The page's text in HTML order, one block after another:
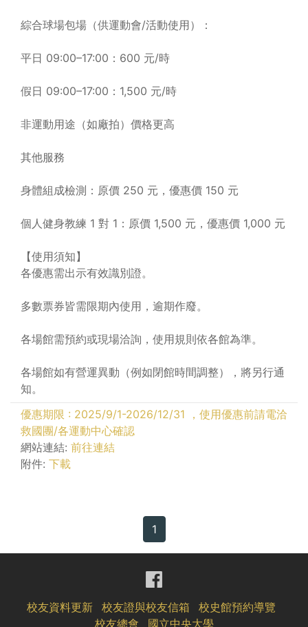
綜合球場包場（供運動會/活動使用）：
平日 09:00–17:00：600 元/時
假日 09:00–17:00：1,500 元/時
非運動用途（如廠拍）價格更高
其他服務
身體組成檢測：原價 250 元，優惠價 150 元
個人健身教練 1 對 1：原價 1,500 元，優惠價 1,000 元
【使用須知】
各優惠需出示有效識別證。
多數票券皆需限期內使用，逾期作廢。
各場館需預約或現場洽詢，使用規則依各館為準。
各場館如有營運異動（例如閉館時間調整），將另行通
知。
優惠期限 : 2025/9/1-2026/12/31 ，使用優惠前請電洽
救國團/各運動中心確認
網站連結: 前往連結
附件: 下載
1
校友資料更新 校友證與校友信箱
校史館預約導覽
校友總會
國立中央大學